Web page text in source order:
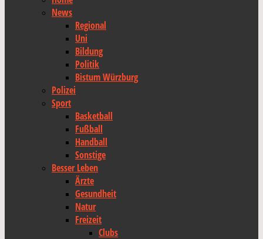
News
Regional
Uni
Bildung
Politik
Bistum Würzburg
Polizei
Sport
Basketball
Fußball
Handball
Sonstige
Besser Leben
Ärzte
Gesundheit
Natur
Freizeit
Clubs